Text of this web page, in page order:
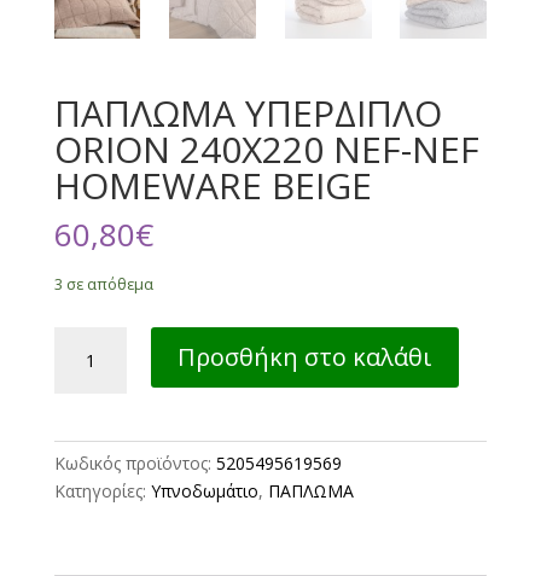
ΠΑΠΛΩΜΑ ΥΠΕΡΔΙΠΛΟ
ORION 240X220 NEF-NEF
HOMEWARE BEIGE
60,80€
3 σε απόθεμα
ΥΠΕΡΔΙΠΛΟ
NEF-
HOMEWARE
Προσθήκη στο καλάθι
Κωδικός προϊόντος: 5205495619569
Κατηγορίες: Υπνοδωμάτιο, ΠΑΠΛΩΜΑ